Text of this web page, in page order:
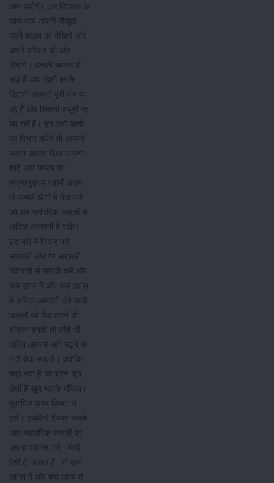
आप चाहेंगे। इस विश्वास के
साथ आप अपनी मौजूदा
माली हालत को देखिये और
अपने परिवार की ओर
देखिये। उनकी समस्यायें
क्या हैं आप खेती करके
कितनी जरूरतें पूरी कर पा
रहे हैं और कितनी अधूरी रह
जा रहीं हैं। इन सभी बातों
पर विचार करेंगे तो आपको
रास्ता अवश्य दिख जायेगा।
चाहे आप फसल का
चक्रानुक्रम बढ़ायें अथवा
वो फसलें खेतों में पैदा करें
जो अब पारंपरिक फसलों से
अधिक आमदनी दे सकें।
इस बारे में विचार करें।
सरकारी और गैर सरकारी
विशेषज्ञों से सम्पर्क करें और
कम समय में और कम लागत
में अधिक आमदनी देने वाली
फसलों को पैदा करने की
योजना बनायें तो कोई भी
शक्ति आपको आगे बढ़ने से
नहीं रोक सकती। क्योंकि
कहा गया है कि चरण चूम
लेतीं हैं खुद चलके मंजिल।
मुसाफिर अगर हिम्मत न
हारे। इसलिये हिम्मत करके
आप व्यापारिक फसलों पर
अपना फोकस करें। मेथी
ऐसी ही फसल है, जो कम
लागत में और कम समय में